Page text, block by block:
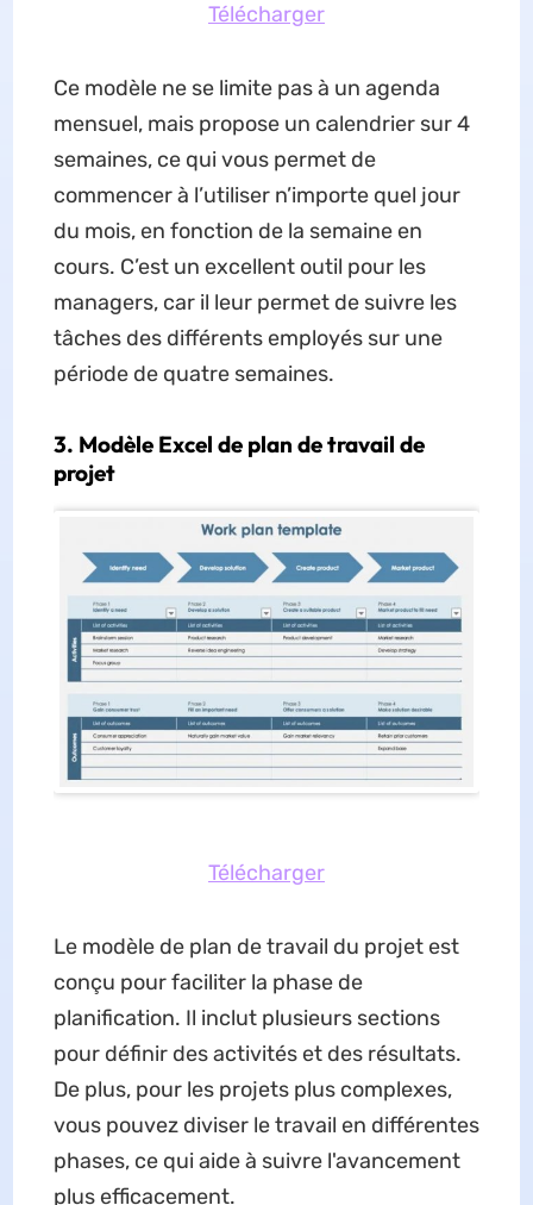
Télécharger
Ce modèle ne se limite pas à un agenda
mensuel, mais propose un calendrier sur 4
semaines, ce qui vous permet de
commencer à l’utiliser n’importe quel jour
du mois, en fonction de la semaine en
cours. C’est un excellent outil pour les
managers, car il leur permet de suivre les
tâches des différents employés sur une
période de quatre semaines.
3. Modèle Excel de plan de travail de
projet
Télécharger
Le modèle de plan de travail du projet est
conçu pour faciliter la phase de
planification. Il inclut plusieurs sections
pour définir des activités et des résultats.
De plus, pour les projets plus complexes,
vous pouvez diviser le travail en différentes
phases, ce qui aide à suivre l'avancement
plus efficacement.